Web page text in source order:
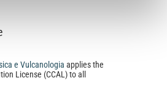
e Vulcanologia applies the
License (CCAL) to all